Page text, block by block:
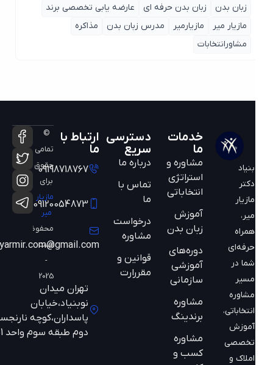
زبان بدن
زبان بدن حرفه ای
عارضه یابی تخصصی برند
مازیار میر
مازیارمیر مدرس زبان بدن
مذاکره
مشاورانتخابات
مازیار
همراه
حرفه‌ای
شما در
مسیر
مشاوره
انتخاباتی،
آموزش
تخصصی
املاک و
خدمات
مشاوره و
استراتژی
انتخاباتی
آموزش
زبان بدن
دوره‌های
آموزشی
سازمانی
مشاوره
برندینگ
مشاوره
کسب و
دسترسی
سریع
درباره ما
تماس با
ما
درخواست
مشاوره
قوانین و
مقررارت
ارتباط با
09198718767
09120054873
mazyarmir.com@gmail.com
تهران میدان
نوبنیاد،خیابان
پاسداران،کوچه نارنجستان
دوم طبقه سوم واحد 301
©
تمامی
حقوق
مازیار
محفوظ
است